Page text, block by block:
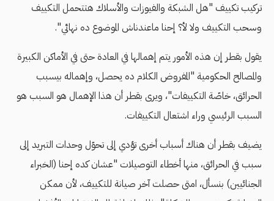
تركيب تكييف "هل الشبكة والفيوزات والأسلاك هتتحمل التكييف
وسحب التكييف ولا لأ؟ إحنا ماعندناش الموضوع ده نهائي".
يقول بقطر إن هذه الأمور يتم إهمالها في العادة حتى في الأماكن الكبيرة
والمصالح الحكومية "المفروض الكلام ده يحصل، وإهماله بيسبب
الحرائق، خاصّة التكييفات"، ويرى بقطر أن هذا اﻹهمال هو السبب هو
السبب الرئيسي وراء اشتعال التكييفات.
يضيف بقطر أن هناك أسباب أخرى تؤدي إلى تحوّل وحدات التبريد إلى
سبب في الحرائق، منها أخطاء التوصيلات "عشان كده إحنا (الخبراء
الجنائيين) بنسأل، امتى حصلت آخر صيانة للتكييف، لأن ممكن